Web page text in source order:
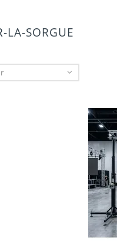
LA-SORGUE